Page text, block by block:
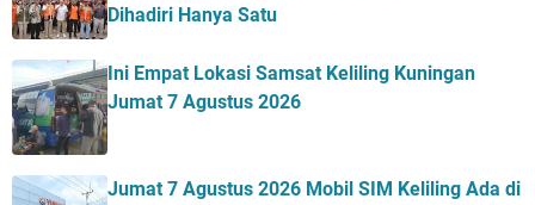
Dihadiri Hanya Satu
Ini Empat Lokasi Samsat Keliling Kuningan
Jumat 7 Agustus 2026
Jumat 7 Agustus 2026 Mobil SIM Keliling Ada di